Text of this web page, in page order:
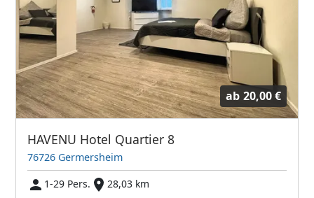
ab 20,00 €
HAVENU Hotel Quartier 8
76726 Germersheim
1-29 Pers.
28,03 km